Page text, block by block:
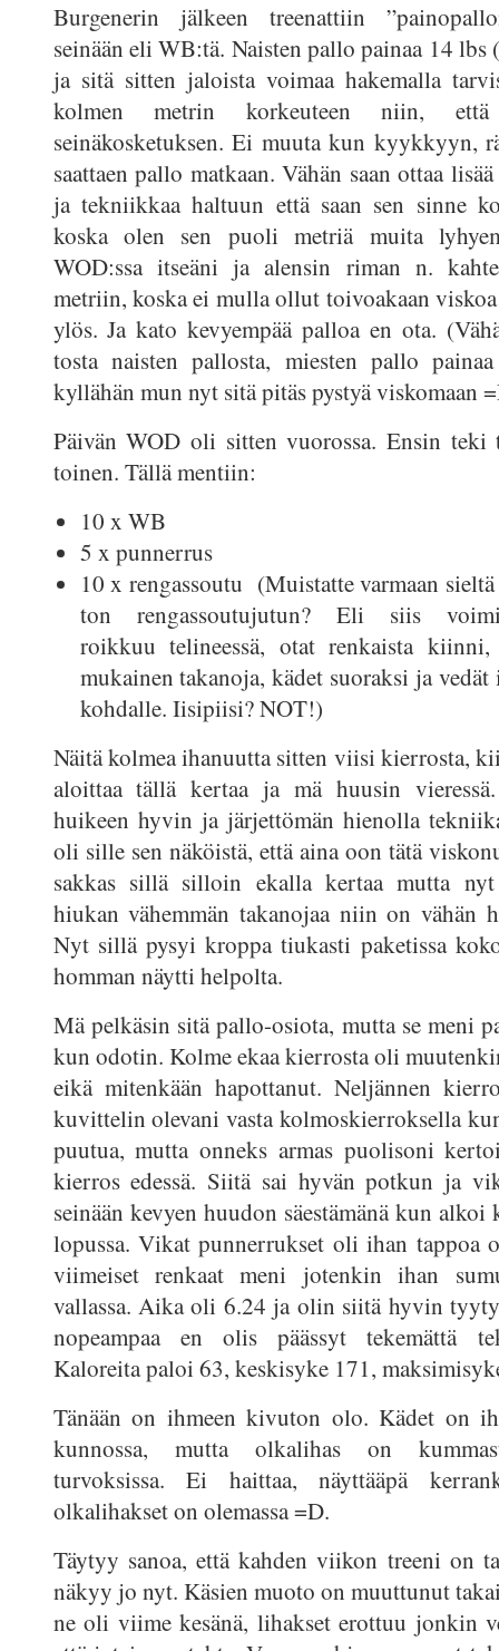
Burgenerin jälkeen treenattiin
seinään eli WB:tä. Naisten pallo painaa 14
ja sitä sitten jaloista voimaa hakemalla
kolmen metrin korkeuteen niin,
seinäkosketuksen. Ei muuta kun kyykkyyn,
saattaen pallo matkaan. Vähän saan ottaa
ja tekniikkaa haltuun että saan sen sinne
koska olen sen puoli metriä muita
WOD:ssa itseäni ja alensin riman n.
metriin, koska ei mulla ollut toivoakaan
ylös. Ja kato kevyempää palloa en ota.
tosta naisten pallosta, miesten pallo
kyllähän mun nyt sitä pitäs pystyä viskomaan
Päivän WOD oli sitten vuorossa. Ensin teki
toinen. Tällä mentiin:
10 x WB
5 x punnerrus
10 x rengassoutu (Muistatte varmaan sieltä
ton rengassoutujutun? Eli siis
roikkuu telineessä, otat renkaista
mukainen takanoja, kädet suoraksi ja vedät
kohdalle. Iisipiisi? NOT!)
Näitä kolmea ihanuutta sitten viisi kierrosta,
aloittaa tällä kertaa ja mä huusin
huikeen hyvin ja järjettömän hienolla
oli sille sen näköistä, että aina oon tätä
sakkas sillä silloin ekalla kertaa mutta
hiukan vähemmän takanojaa niin on vähän
Nyt sillä pysyi kroppa tiukasti paketissa
homman näytti helpolta.
Mä pelkäsin sitä pallo-osiota, mutta se meni
kun odotin. Kolme ekaa kierrosta oli
eikä mitenkään hapottanut. Neljännen
kuvittelin olevani vasta kolmoskierroksella
puutua, mutta onneks armas puolisoni
kierros edessä. Siitä sai hyvän potkun ja
seinään kevyen huudon säestämänä kun alkoi
lopussa. Vikat punnerrukset oli ihan tappoa
viimeiset renkaat meni jotenkin ihan
vallassa. Aika oli 6.24 ja olin siitä hyvin
nopeampaa en olis päässyt tekemättä
Kaloreita paloi 63, keskisyke 171,
Tänään on ihmeen kivuton olo. Kädet on
kunnossa, mutta olkalihas on
turvoksissa. Ei haittaa, näyttääpä
olkalihakset on olemassa =D.
Täytyy sanoa, että kahden viikon treeni on
näkyy jo nyt. Käsien muoto on muuttunut
ne oli viime kesänä, lihakset erottuu jonkin